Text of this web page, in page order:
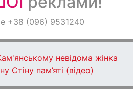
+38 (096) 9531240
жінка